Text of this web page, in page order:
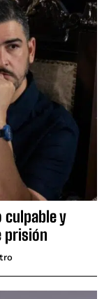
culpable y
prisión